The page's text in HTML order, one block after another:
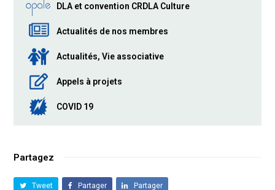
DLA et convention CRDLA Culture
Actualités de nos membres
Actualités, Vie associative
Appels à projets
COVID 19
Partagez
Tweet Partager Partager